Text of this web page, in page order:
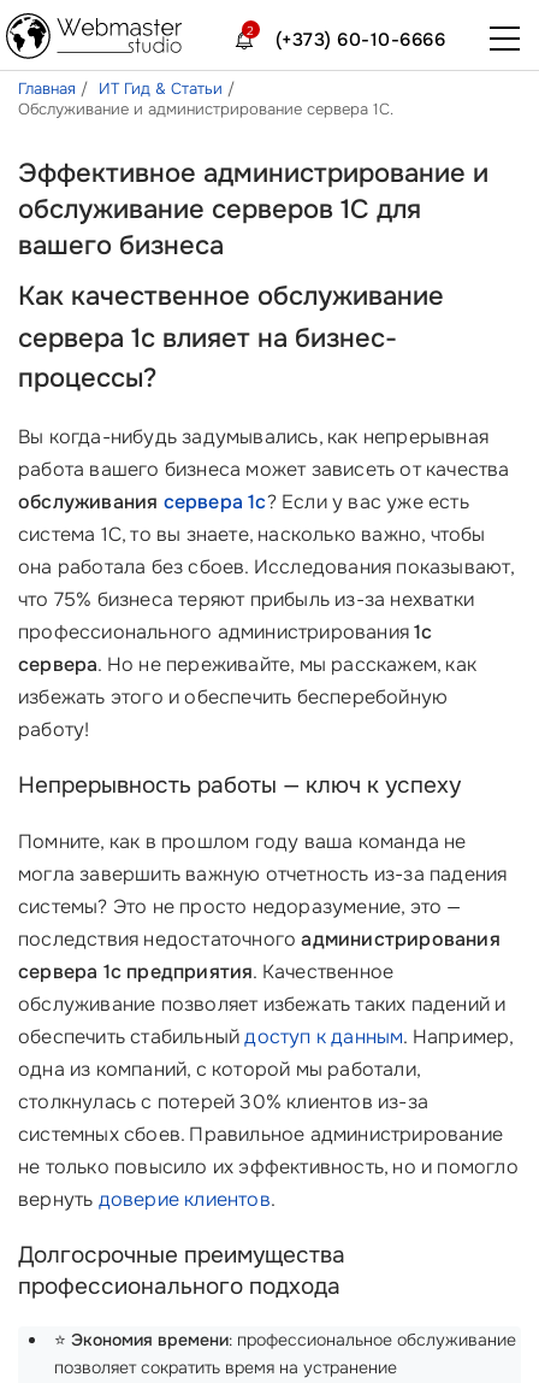
(+373) 60-10-6666
2
Главная
ИТ Гид & Статьи
Обслуживание и администрирование сервера 1С.
Эффективное администрирование и
обслуживание серверов 1С для
вашего бизнеса
Как качественное обслуживание
сервера 1с влияет на бизнес-
процессы?
Вы когда-нибудь задумывались, как непрерывная
работа вашего бизнеса может зависеть от качества
обслуживания сервера 1с? Если у вас уже есть
система 1С, то вы знаете, насколько важно, чтобы
она работала без сбоев. Исследования показывают,
что 75% бизнеса теряют прибыль из-за нехватки
профессионального администрирования1с
сервера. Но не переживайте, мы расскажем, как
избежать этого и обеспечить бесперебойную
работу!
Непрерывность работы — ключ к успеху
Помните, как в прошлом году ваша команда не
могла завершить важную отчетность из-за падения
системы? Это не просто недоразумение, это —
последствия недостаточногоадминистрирования
сервера 1с предприятия. Качественное
обслуживание позволяет избежать таких падений и
обеспечить стабильныйдоступ к данным. Например,
одна из компаний, с которой мы работали,
столкнулась с потерей 30% клиентов из-за
системных сбоев. Правильное администрирование
не только повысило их эффективность, но и помогло
вернуть доверие клиентов.
Долгосрочные преимущества
профессионального подхода
⭐ Экономия времени: профессиональное обслуживание
позволяет сократить время на устранение